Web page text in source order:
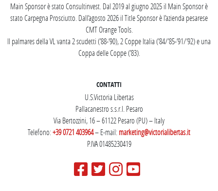
Main Sponsor è stato Consultinvest. Dal 2019 al giugno 2025 il Main Sponsor è
stato Carpegna Prosciutto. Dall’agosto 2026 il Title Sponsor è l’azienda pesarese
CMT Orange Tools.
Il palmares della VL vanta 2 scudetti (’88-’90), 2 Coppe Italia (’84/’85-’91/’92) e una
Coppa delle Coppe (’83).
CONTATTI
U.S.Victoria Libertas
Pallacanestro s.s.r.l. Pesaro
Via Bertozzini, 16 – 61122 Pesaro (PU) – Italy
Telefono:+39 0721 403964– E-mail:marketing@victorialibertas.it
P.IVA 01485230419